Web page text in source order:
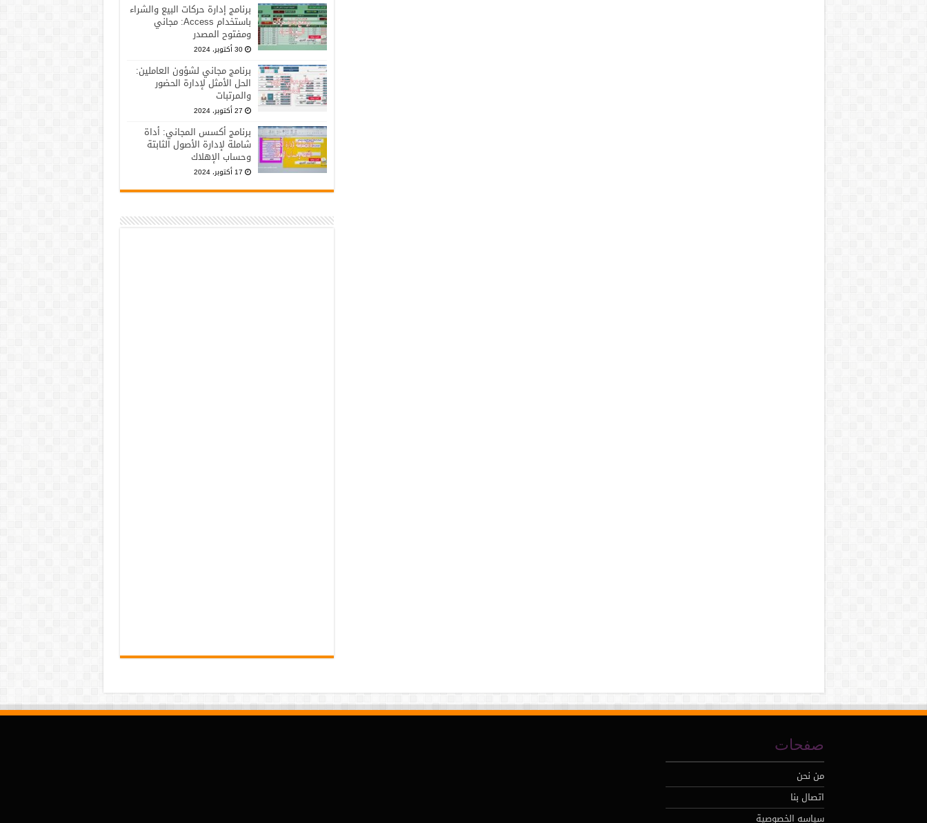
برنامج إدارة حركات البيع والشراء
باستخدام Access: مجاني
ومفتوح المصدر
30 أكتوبر، 2024
برنامج مجاني لشؤون العاملين:
الحل الأمثل لإدارة الحضور
والمرتبات
27 أكتوبر، 2024
برنامج أكسس المجاني: أداة
شاملة لإدارة الأصول الثابتة
وحساب الإهلاك
17 أكتوبر، 2024
صفحات
من نحن
اتصال بنا
سياسه الخصوصية